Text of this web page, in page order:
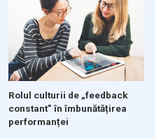
Rolul culturii de „feedback
constant” în îmbunătățirea
performanței